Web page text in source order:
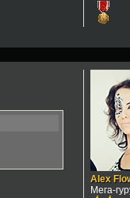
Alex
Мега-